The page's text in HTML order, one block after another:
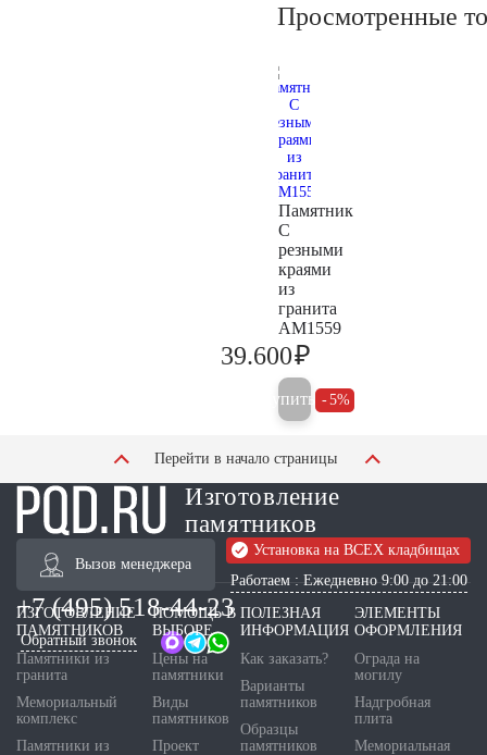
Просмотренные
Памятник
С
резными
краями
из
гранита
AM1559
39.600₽
Купить 5%
Перейти в начало страницы
Изготовление
памятников
Вызов менеджера
Установка на ВСЕХ кладбищах
Работаем : Ежедневно 9:00 до 21:00
+7 (495) 518-44-23
Обратный звонок
ИЗГОТОВЛЕНИЕ
ПАМЯТНИКОВ
Памятники из
гранита
Мемориальный
комплекс
Памятники из
ПОМОЩЬ В
ВЫБОРЕ
Цены на
памятники
Виды
памятников
Проект
ПОЛЕЗНАЯ
ИНФОРМАЦИЯ
Как заказать?
Варианты
памятников
Образцы
памятников
ЭЛЕМЕНТЫ
ОФОРМЛЕНИЯ
Ограда на
могилу
Надгробная
плита
Мемориальная